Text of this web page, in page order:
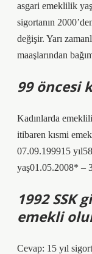
asgari emeklilik
sigortanın
değişir. Yarı
maaşlarından
99 öncesi
Kadınlarda
itibaren kısmi
07.09.199915
yaş01.05.2008* –
1992 SSK
emekli
Cevap: 15 yıl